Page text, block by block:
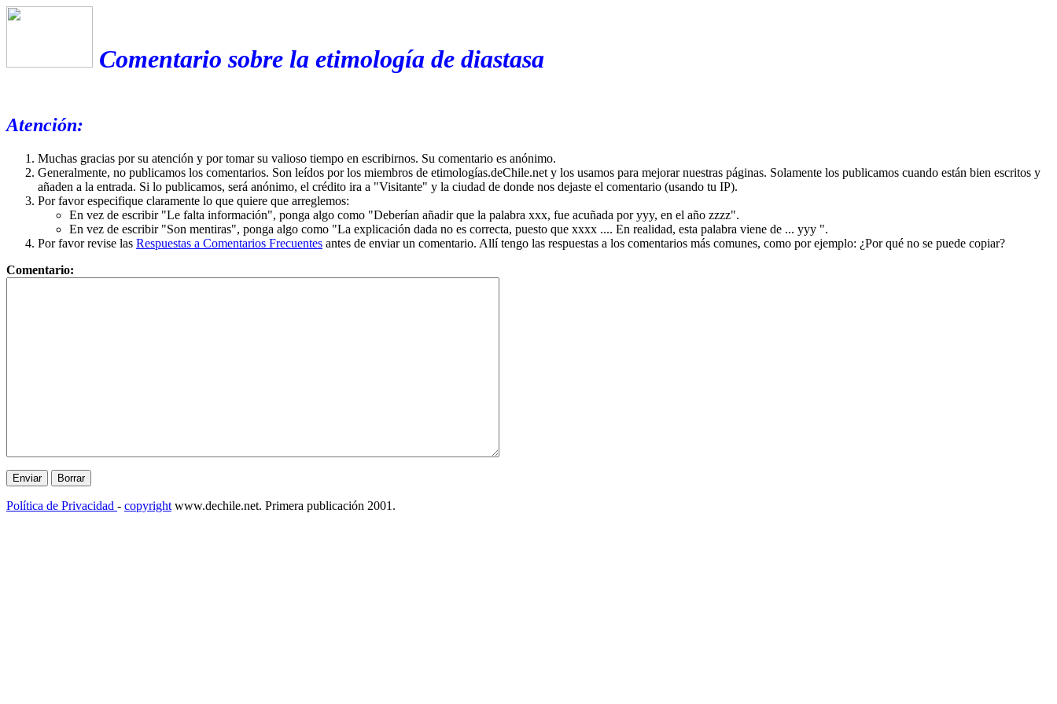
Comentario sobre la etimología de diastasa
Atención:
Muchas gracias por su atención y por tomar su valioso tiempo en escribirnos. Su comentario es anónimo.
Generalmente, no publicamos los comentarios. Son leídos por los miembros de etimologías.deChile.net y los usamos para mejorar nuestras páginas. Solamente los publicamos cuando están bien escritos y
añaden a la entrada. Si lo publicamos, será anónimo, el crédito ira a "Visitante" y la ciudad de donde nos dejaste el comentario (usando tu IP).
Por favor especifique claramente lo que quiere que arreglemos:
En vez de escribir "Le falta información", ponga algo como "Deberían añadir que la palabra xxx, fue acuñada por yyy, en el año zzzz".
En vez de escribir "Son mentiras", ponga algo como "La explicación dada no es correcta, puesto que xxxx .... En realidad, esta palabra viene de ... yyy ".
Por favor revise las Respuestas a Comentarios Frecuentes antes de enviar un comentario. Allí tengo las respuestas a los comentarios más comunes, como por ejemplo: ¿Por qué no se puede copiar?
Comentario:
Política de Privacidad - copyright www.dechile.net. Primera publicación 2001.